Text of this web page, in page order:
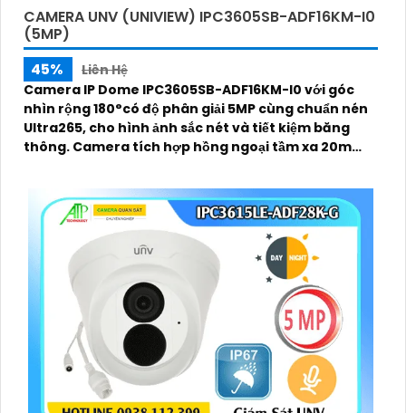
CAMERA UNV (UNIVIEW) IPC3605SB-ADF16KM-I0
(5MP)
45%
Liên Hệ
Camera IP Dome IPC3605SB-ADF16KM-I0 với góc
nhìn rộng 180°có độ phân giải 5MP cùng chuẩn nén
Ultra265, cho hình ảnh sắc nét và tiết kiệm băng
thông. Camera tích hợp hồng ngoại tầm xa 20m
chuẩn chống nước, bụi IP67, phù hợp sử dụng trong
nhà và những nơi ẩm ướt